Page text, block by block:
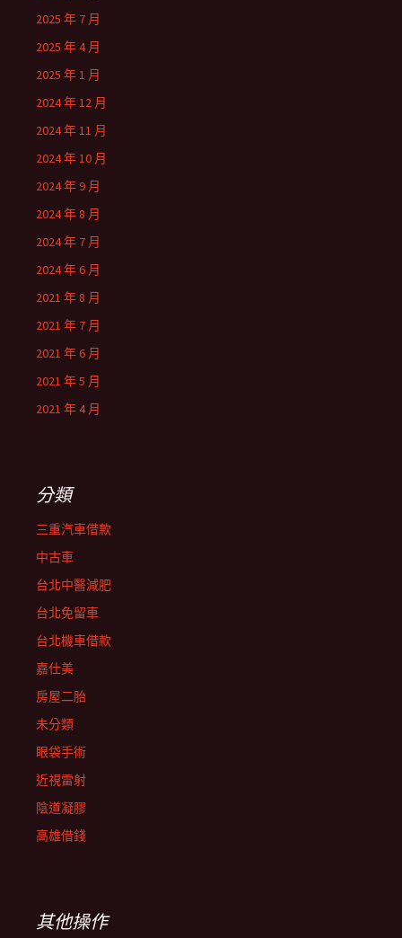
2025 年 7 月
2025 年 4 月
2025 年 1 月
2024 年 12 月
2024 年 11 月
2024 年 10 月
2024 年 9 月
2024 年 8 月
2024 年 7 月
2024 年 6 月
2021 年 8 月
2021 年 7 月
2021 年 6 月
2021 年 5 月
2021 年 4 月
分類
三重汽車借款
中古車
台北中醫減肥
台北免留車
台北機車借款
嘉仕美
房屋二胎
未分類
眼袋手術
近視雷射
陰道凝膠
高雄借錢
其他操作